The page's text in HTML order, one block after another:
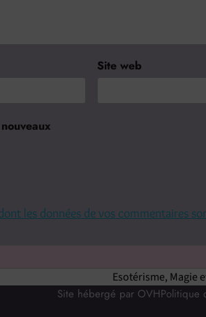
Site web
les données de vos commentaires
Esotérisme, Magie
Site hébergé par OVHPolitique